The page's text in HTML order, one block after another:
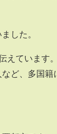
した。
えています。
ど、多国籍